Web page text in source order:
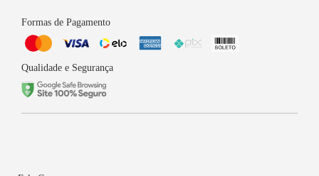
Formas de Pagamento
Qualidade e Segurança